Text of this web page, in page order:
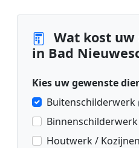
Wat kost
in Bad
Kies uw gewenste
Buitenschilderwerk
Binnenschilderwerk
Houtwerk /